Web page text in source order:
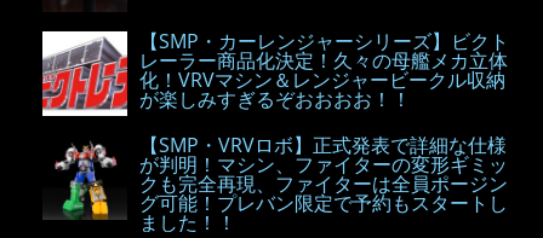
【SMP・カーレンジャーシリーズ】ビクト
レーラー商品化決定！久々の母艦メカ立体
化！VRVマシン＆レンジャービークル収納
が楽しみすぎるぞおおおお！！
【SMP・VRVロボ】正式発表で詳細な仕様
が判明！マシン、ファイターの変形ギミッ
クも完全再現、ファイターは全員ポージン
グ可能！プレバン限定で予約もスタートし
ました！！